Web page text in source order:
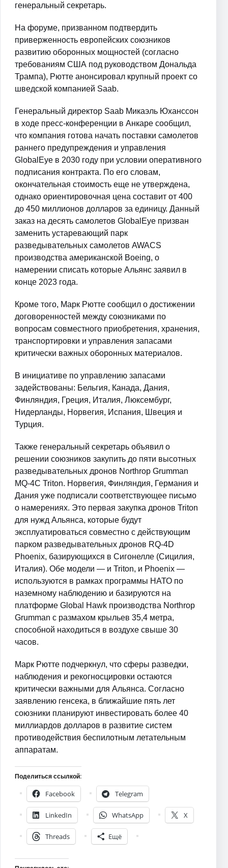
генеральный секретарь.
На форуме, призванном подтвердить
приверженность европейских союзников
развитию оборонных мощностей (согласно
требованиям США под руководством Дональда
Трампа), Рютте анонсировал крупный проект со
шведской компанией Saab.
Генеральный директор Saab Микаэль Юханссон
в ходе пресс-конференции в Анкаре сообщил,
что компания готова начать поставки самолетов
раннего предупреждения и управления
GlobalEye в 2030 году при условии оперативного
подписания контракта. По его словам,
окончательная стоимость еще не утверждена,
однако ориентировочная цена составит от 400
до 450 миллионов долларов за единицу. Данный
заказ на десять самолетов GlobalEye призван
заменить устаревающий парк
разведывательных самолетов AWACS
производства американской Boeing, о
намерении списать которые Альянс заявил в
конце 2023 года.
Кроме того, Марк Рютте сообщил о достижении
договоренностей между союзниками по
вопросам совместного приобретения, хранения,
транспортировки и управления запасами
критически важных оборонных материалов.
В инициативе по управлению запасами
задействованы: Бельгия, Канада, Дания,
Финляндия, Греция, Италия, Люксембург,
Нидерланды, Норвегия, Испания, Швеция и
Турция.
Также генеральный секретарь объявил о
решении союзников закупить до пяти высотных
разведывательных дронов Northrop Grumman
MQ-4C Triton. Норвегия, Финляндия, Германия и
Дания уже подписали соответствующее письмо
о намерениях. Это первая закупка дронов Triton
для нужд Альянса, которые будут
эксплуатироваться совместно с действующим
парком разведывательных дронов RQ-4D
Phoenix, базирующихся в Сигонелле (Сицилия,
Италия). Обе модели — и Triton, и Phoenix —
используются в рамках программы НАТО по
наземному наблюдению и базируются на
платформе Global Hawk производства Northrop
Grumman с размахом крыльев 35,4 метра,
способной находиться в воздухе свыше 30
часов.
Марк Рютте подчеркнул, что сферы разведки,
наблюдения и рекогносцировки остаются
критически важными для Альянса. Согласно
заявлению генсека, в ближайшие пять лет
союзники планируют инвестировать более 40
миллиардов долларов в развитие систем
противодействия беспилотным летательным
аппаратам.
Поделиться ссылкой:
Facebook
Telegram
LinkedIn WhatsApp X
Threads Ещё